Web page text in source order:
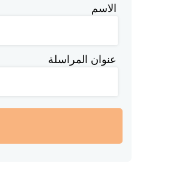
الاسم
عنوان المراسلة